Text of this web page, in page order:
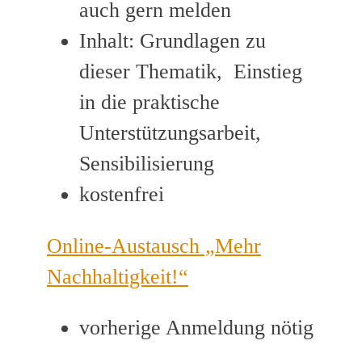
auch gern melden
Inhalt: Grundlagen zu
dieser Thematik, Einstieg
in die praktische
Unterstützungsarbeit,
Sensibilisierung
kostenfrei
Online-Austausch „Mehr
Nachhaltigkeit!“
vorherige Anmeldung nötig